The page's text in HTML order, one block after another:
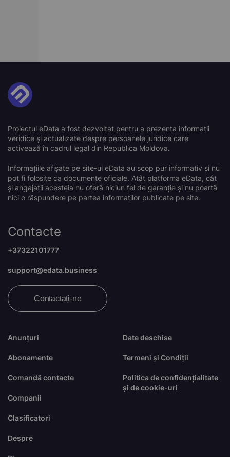
Proiectul eData a fost dezvoltat pentru a prezenta informații
veridice și actualizate despre persoanele juridice care
activează în cadrul legal din Republica Moldova.
Informațiile afișate pe site-ul eData au scop pur informativ și nu
pot fi folosite ca documente oficiale. Atât platforma eData, cât
și angajații acesteia nu oferă niciun fel de garanție și nu poartă
nici o răspundere pe partea informaților publicate pe site.
Anunțuri
Abonamente
Comandă contacte
Companii
Clasificatori
Despre
Blog
Date deschise
Termeni și Condiții
Politica de confidențialitate
și de cookie-uri
Contacte
+37322101777
support@edata.business
Contactați-ne